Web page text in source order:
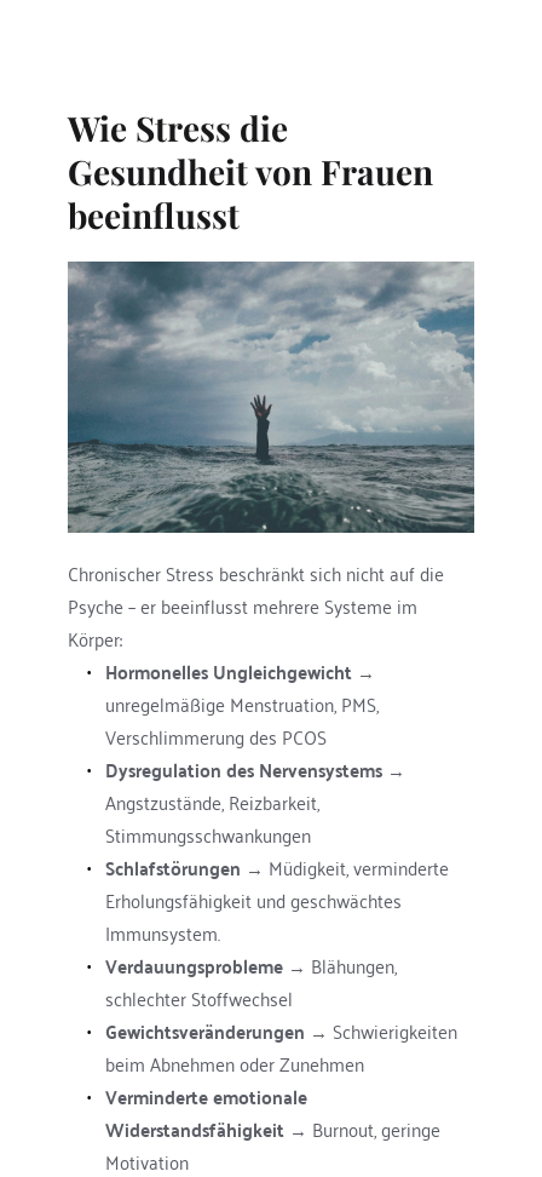
Wie Stress die
Gesundheit von Frauen
beeinflusst
Chronischer Stress beschränkt sich nicht auf die
Psyche – er beeinflusst mehrere Systeme im
Körper:
Hormonelles Ungleichgewicht →
unregelmäßige Menstruation, PMS,
Verschlimmerung des PCOS
Dysregulation des Nervensystems →
Angstzustände, Reizbarkeit,
Stimmungsschwankungen
Schlafstörungen → Müdigkeit, verminderte
Erholungsfähigkeit und geschwächtes
Immunsystem.
Verdauungsprobleme → Blähungen,
schlechter Stoffwechsel
Gewichtsveränderungen → Schwierigkeiten
beim Abnehmen oder Zunehmen
Verminderte emotionale
Widerstandsfähigkeit → Burnout, geringe
Motivation